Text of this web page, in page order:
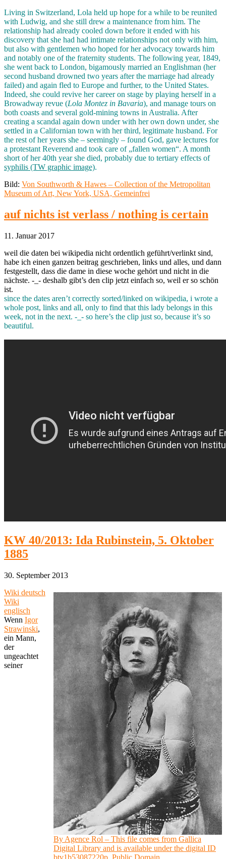
Living in Switzerland, Lola held up hope for a while to be reunited
with Ludwig, and she still drew a maintenance from him. The
relationship had already cooled down before it ended with his
discovery that she had had intimate relationships not only with him,
but also with gentlemen who hoped for her advocacy towards him
and notably one of the fraternity students. The following year, 1849,
she went back to London, bigamously married an Englishman (her
second husband drowned two years after the marriage had already
failed) and again fled to Europe and further, to the United States.
Indeed, she could revive her career on stage by playing herself in a
Browadway revue (Lola Montez in Bavaria), and manage tours on
both coasts and several gold-mining towns in Australia. After
creating a scandal again down under with her own down under, she
settled in a Californian town with her third, legitimate husband. For
the rest of her years she – seemingly – found God, gave lectures for
a protestant Reverend and took care of „fallen women“. A month
short of her 40th year she died, probably due to tertiary effects of
syphilis (TW graphic image).
Bild: Von Southworth & Hawes – Collection of the Metropolitan
Museum of Art, New York, USA, Gemeinfrei
auf nichts ist verlass / nothing is certain
11. Januar 2017
weil die daten bei wikipedia nicht ordentlich geführt/verlinkt sind,
habe ich einen ganzen beitrag geschrieben, links und alles, und dann
festgestellt, dass die dame in diese woche gehört und nicht in die
nächste. -_- deshalb gibt’s den clip jetzt einfach so, weil er so schön
ist.
since the dates aren’t correctly sorted/linked on wikipedia, i wrote a
whole post, links and all, only to find that this lady belongs in this
week, not in the next. -_- so here’s the clip just so, because it’s so
beautiful.
KW 40/2013: Ida Rubinstein, 5. Oktober
1885
30. September 2013
By Agence Rol – This file comes from Gallica
Digital Library and is available under the digital ID
Wiki deutsch
Wiki
englisch
Wenn Igor
Strawinski,
ein Mann,
der
ungeachtet
seiner